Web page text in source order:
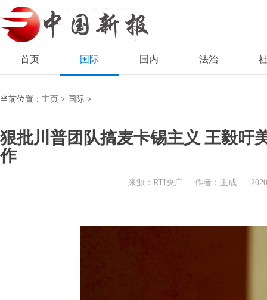
首页 国际 国内 法治
当前位置： 主页 > 国际 >
狠批川普团队搞麦卡锡主义 王毅吁
作
来源：RTI央广 作者：王成